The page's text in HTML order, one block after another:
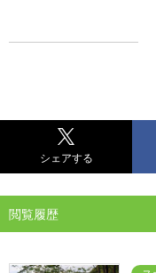
シェアする
閲覧履歴